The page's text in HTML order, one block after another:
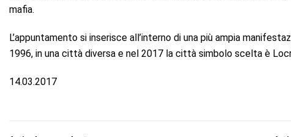
mafia.
L’appuntamento si inserisce all’interno di una più ampia
1996, in una città diversa e nel 2017 la città simbolo scelta è
14.03.2017